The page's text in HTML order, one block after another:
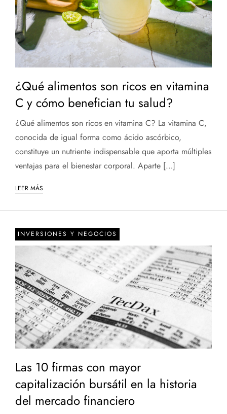
¿Qué alimentos son ricos en vitamina
C y cómo benefician tu salud?
¿Qué alimentos son ricos en vitamina C? La vitamina C,
conocida de igual forma como ácido ascórbico,
constituye un nutriente indispensable que aporta múltiples
ventajas para el bienestar corporal. Aparte […]
LEER MÁS
INVERSIONES Y NEGOCIOS
Las 10 firmas con mayor
capitalización bursátil en la historia
del mercado financiero